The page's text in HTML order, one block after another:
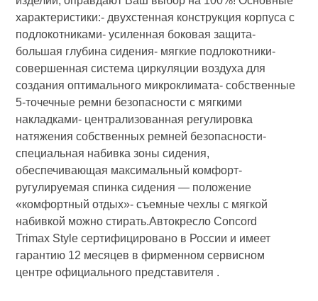
характеристики:- двухстенная конструкция корпуса с
подлокотниками- усиленная боковая защита-
большая глубина сидения- мягкие подлокотники-
совершенная система циркуляции воздуха для
создания оптимального микроклимата- собственные
5-точечные ремни безопасности с мягкими
накладками- централизованная регулировка
натяжения собственных ремней безопасности-
специальная набивка зоны сидения,
обеспечивающая максимальный комфорт-
ругулируемая спинка сидения — положение
«комфортный отдых»- съемные чехлы с мягкой
набивкой можно стирать.Автокресло Concord
Trimax Style сертифицировано в России и имеет
гарантию 12 месяцев в фирменном сервисном
центре официального представителя .